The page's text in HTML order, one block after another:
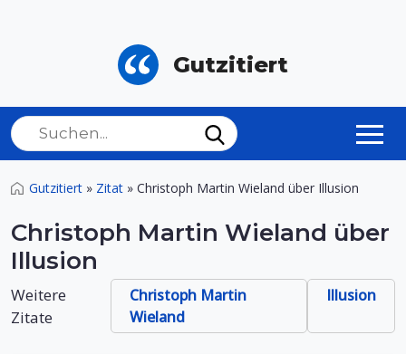
Gutzitiert
Gutzitiert » Zitat » Christoph Martin Wieland über Illusion
Christoph Martin Wieland über
Illusion
Weitere
Zitate
Christoph Martin
Wieland
Illusion